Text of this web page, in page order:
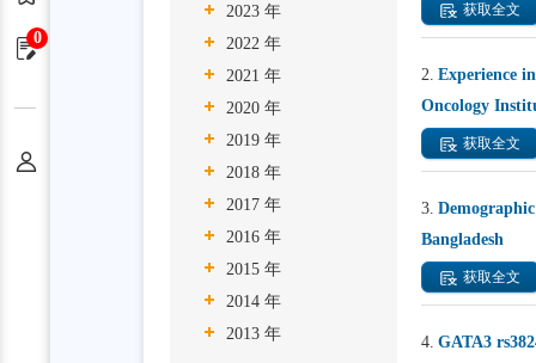
0
2023 年
2022 年
2021 年
2020 年
2019 年
2018 年
2017 年
2016 年
2015 年
2014 年
2013 年
获取全文
2. Experience
Oncology
获取全文
3.
Bangladesh
获取全文
4. GATA3